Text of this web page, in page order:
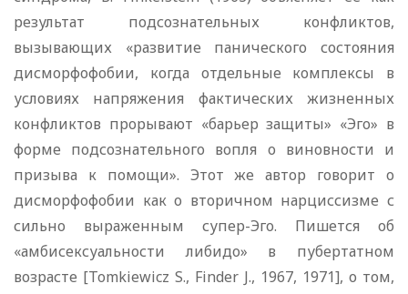
результат подсознательных конфликтов,
вызывающих «развитие панического состояния
дисморфофобии, когда отдельные комплексы в
условиях напряжения фактических жизненных
конфликтов прорывают «барьер защиты» «Эго» в
форме подсознательного вопля о виновности и
призыва к помощи». Этот же автор говорит о
дисморфофобии как о вторичном нарциссизме с
сильно выраженным супер-Эго. Пишется об
«амбисексуальности либидо» в пубертатном
возрасте [Tomkiewicz S., Finder J., 1967, 1971], о том,